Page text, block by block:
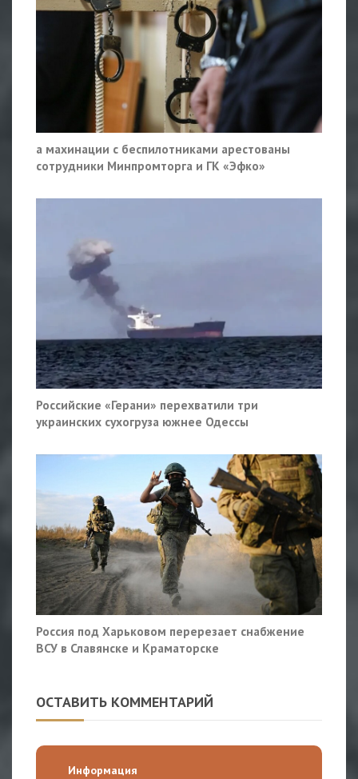
а махинации с беспилотниками арестованы
сотрудники Минпромторга и ГК «Эфко»
Российские «Герани» перехватили три
украинских сухогруза южнее Одессы
Россия под Харьковом перерезает снабжение
ВСУ в Славянске и Краматорске
ОСТАВИТЬ КОММЕНТАРИЙ
Информация